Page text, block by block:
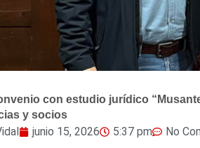
con estudio jurídico
y socios
junio 15, 2026 5:37 pm No